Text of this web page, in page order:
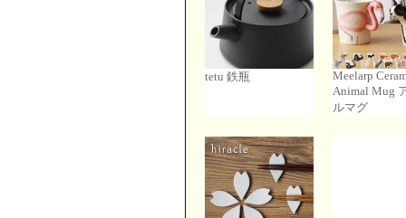
tetu 鉄瓶
Meelarp
Animal Mug
ルマグ